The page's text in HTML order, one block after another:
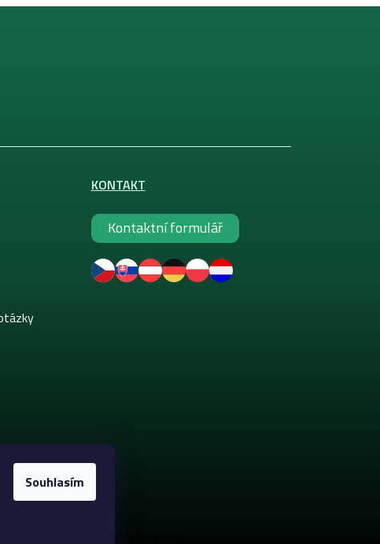
Souhlasím
KONTAKT
Kontaktní formulář